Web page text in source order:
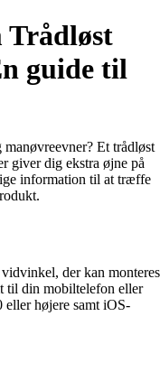
Trådløst
guide til
Et trådløst
giver dig ekstra øjne på
information til at træffe
der kan monteres
til din mobiltelefon eller
højere samt iOS-